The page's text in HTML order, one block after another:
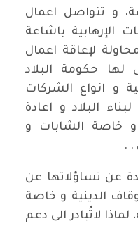
و تتواصل اعمال
الإرهابية باشاعة
لإعاقة اعمال
لها حكومة البلاد
و انواع الشركات
البلاد و اعادة
و خاصة الشابات و
. .
عن تساؤلاتها عن
الدينية و خاصة
لاتُبادر الى دعم